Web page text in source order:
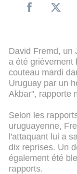
David Fremd, un
a été grièvement
couteau mardi
Uruguay par un
Akbar", rapporte
Selon les
uruguayenne,
l'attaquant lui a
dix reprises. Un
également été
rapports.